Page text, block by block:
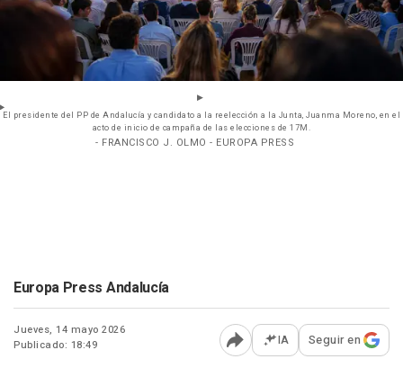
El presidente del PP de Andalucía y candidato a la reelección a la Junta, Juanma Moreno, en el
acto de inicio de campaña de las elecciones de 17M.
- FRANCISCO J. OLMO - EUROPA PRESS
Europa Press Andalucía
Jueves, 14 mayo 2026
Publicado: 18:49
Abrir opciones para
IA Seguir en